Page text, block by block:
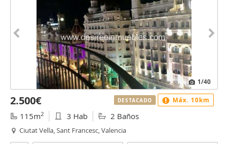
1/40
2.500€
115m2 3 Hab 2 Baños
Ciutat Vella, Sant Francesc, Valencia
DESTACADO Máx. 10km